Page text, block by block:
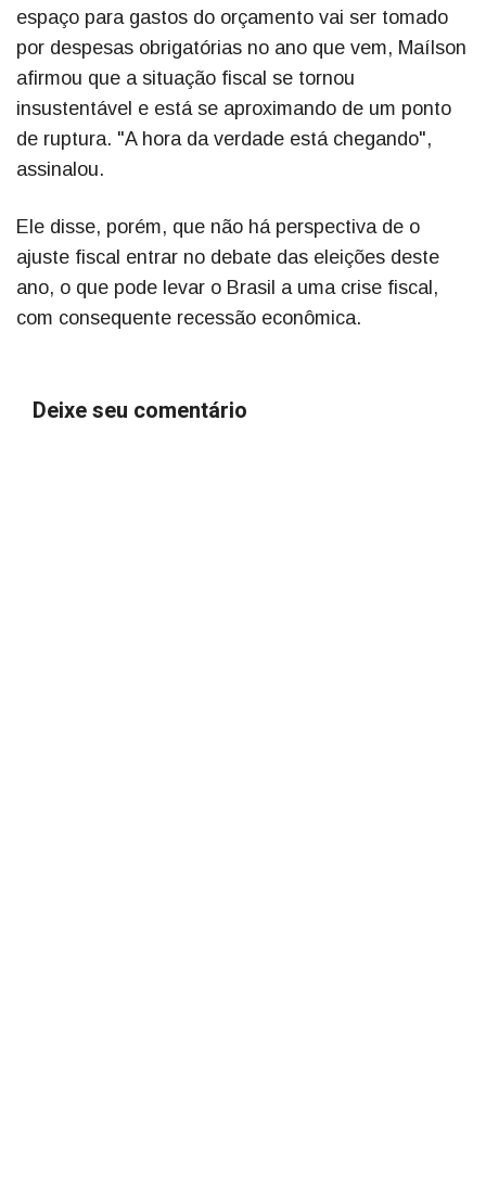
espaço para gastos do orçamento vai ser tomado
por despesas obrigatórias no ano que vem, Maílson
afirmou que a situação fiscal se tornou
insustentável e está se aproximando de um ponto
de ruptura. "A hora da verdade está chegando",
assinalou.
Ele disse, porém, que não há perspectiva de o
ajuste fiscal entrar no debate das eleições deste
ano, o que pode levar o Brasil a uma crise fiscal,
com consequente recessão econômica.
Deixe seu comentário